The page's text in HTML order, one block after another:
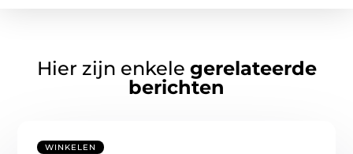
Hier zijn enkele gerelateerde
berichten
WINKELEN